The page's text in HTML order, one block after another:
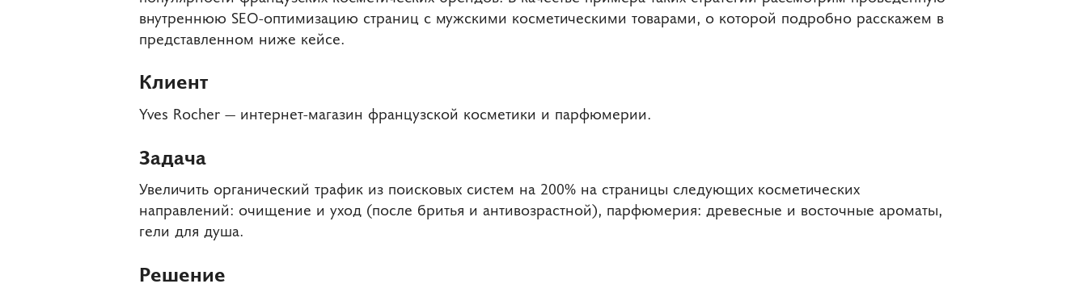
внутреннюю SEO-оптимизацию страниц с мужскими косметическими товарами, о которой подробно расскажем в
представленном ниже кейсе.
Клиент
Yves Rocher — интернет-магазин французской косметики и парфюмерии.
Задача
Увеличить органический трафик из поисковых систем на 200% на страницы следующих косметических
направлений: очищение и уход (после бритья и антивозрастной), парфюмерия: древесные и восточные ароматы,
гели для душа.
Решение